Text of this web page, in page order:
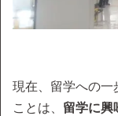
現在、留学への一
ことは、 留学に興